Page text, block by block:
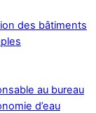
des bâtiments
au bureau
d’eau